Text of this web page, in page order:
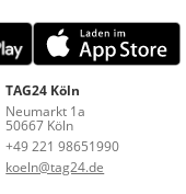
TAG24 Köln
Neumarkt 1a
50667 Köln
+49 221 98651990
koeln@tag24.de